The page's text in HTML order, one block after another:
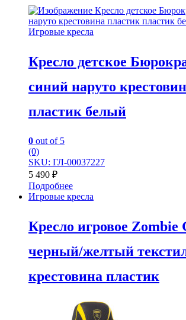
Игровые кресла
Кресло детское
синий наруто
пластик белый
0 out of 5
(0)
SKU: ГЛ-00037227
5 490 ₽
Подробнее
Игровые кресла
Кресло игровое Zombie
черный/желтый
крестовина пластик